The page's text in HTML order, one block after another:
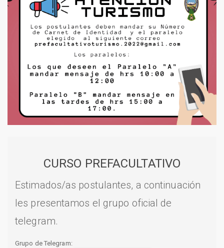
CURSO PREFACULTATIVO
Estimados/as postulantes, a continuación
les presentamos el grupo oficial de
telegram.
Grupo de Telegram: